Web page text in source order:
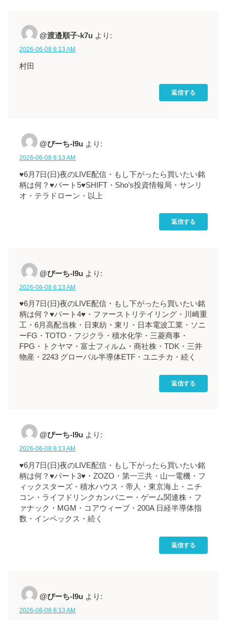
@渡邉順子-k7u より:
2026-06-08 6:13 AM
村田
返信する
@ぴーち-l9u より:
2026-06-08 6:13 AM
♥6月7日(日)夜のLIVE配信・もし下がったら買いたい銘
柄は何？♥パート5♥SHIFT・Sho’s投資情報局・サンリ
オ・テラドローン・以上
返信する
@ぴーち-l9u より:
2026-06-08 6:13 AM
♥6月7日(日)夜のLIVE配信・もし下がったら買いたい銘
柄は何？♥パート4♥・ファーストリテイリング・川崎重
工・6月高配当株・日東紡・東リ・日本電波工業・ソニ
ーFG・TOTO・フジクラ・積水化学・三菱商事・
FPG・トクヤマ・富士フィルム・商社株・TDK・三井
物産・2243 グローバル半導体ETF・ユニチカ・続く
返信する
@ぴーち-l9u より:
2026-06-08 6:13 AM
♥6月7日(日)夜のLIVE配信・もし下がったら買いたい銘
柄は何？♥パート3♥・ZOZO・第一三共・山一電機・フ
ィックスターズ・積水ハウス・帝人・東京海上・ニチ
コン・ライフドリンクカンパニー・ゲーム関連株・フ
ァナック・MGM・コアウィーブ・200A 日経半導体指
数・インペックス・続く
返信する
@ぴーち-l9u より:
2026-06-08 6:13 AM